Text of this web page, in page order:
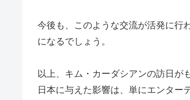
今後も、このような交流が活発に行
になるでしょう。
以上、キム・カーダシアンの訪日が
日本に与えた影響は、単にエンター